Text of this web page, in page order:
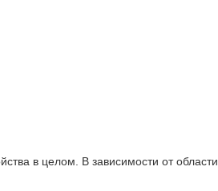
в целом. В зависимости от области